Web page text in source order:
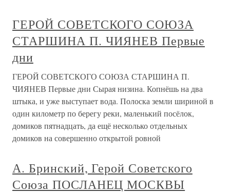
ГЕРОЙ СОВЕТСКОГО СОЮЗА
СТАРШИНА П. ЧИЯНЕВ Первые
дни
ГЕРОЙ СОВЕТСКОГО СОЮЗА СТАРШИНА П.
ЧИЯНЕВ Первые дни Сырая низина. Копнёшь на два
штыка, и уже выступает вода. Полоска земли шириной в
один километр по берегу реки, маленький посёлок,
домиков пятнадцать, да ещё несколько отдельных
домиков на совершенно открытой ровной
А. Бринский, Герой Советского
Союза ПОСЛАНЕЦ МОСКВЫ